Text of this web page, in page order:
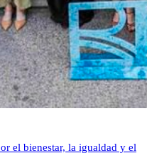
el bienestar, la igualdad y el